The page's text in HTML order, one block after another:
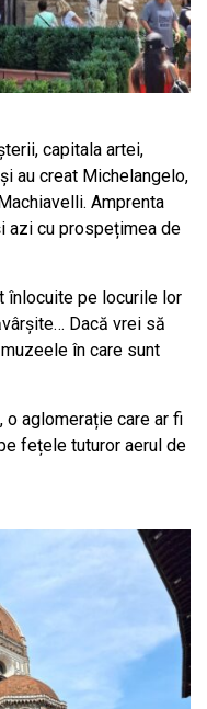
capitala artei,
au creat Michelangelo,
Amprenta
azi cu prospețimea de
înlocuite pe locurile lor
Dacă vrei să
în care sunt
o aglomerație care ar fi
fețele tuturor aerul de